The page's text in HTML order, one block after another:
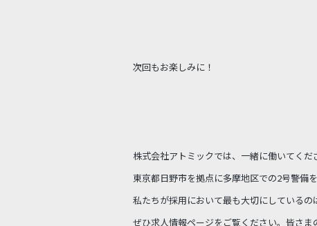
次回もお楽しみに！
株式会社アトミックでは、一緒に働いてくだ
東京都日野市を拠点に多摩地区での2号警備を
私たちが採用において最も大切にしているの
ぜひ求人情報ページをご覧ください。皆さま